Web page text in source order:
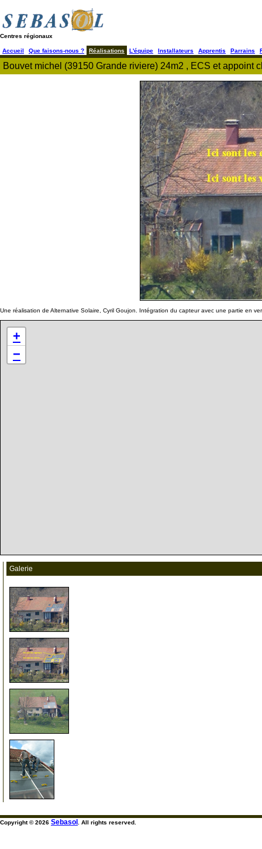
Centres régionaux
Accueil Que faisons-nous ? Réalisations L'équipe Installateurs Apprentis Parrains
Bouvet michel (39150 Grande riviere) 24m2 , ECS et appoint
Une réalisation de Alternative Solaire, Cyril Goujon. Intégration du capteur avec une partie en
+
−
Galerie
Copyright © 2026 Sebasol . All rights reserved.